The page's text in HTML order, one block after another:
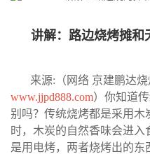
讲解：路边烧烤摊和
来源:（网络 京建鹏达
www.jjpd888.com）你知道
别吗？传统烧烤都是采用木
时，木炭的自然香味会进入
是用电烤，两者烧烤出的东